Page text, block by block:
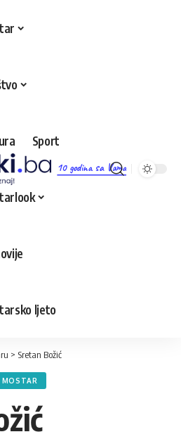
10 godina sa Vama
Sport
ljeto
> Sretan Božić
MOSTAR